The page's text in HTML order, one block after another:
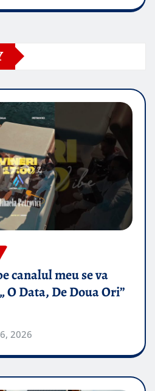
canalul meu se va
O Data, De Doua Ori”
2026